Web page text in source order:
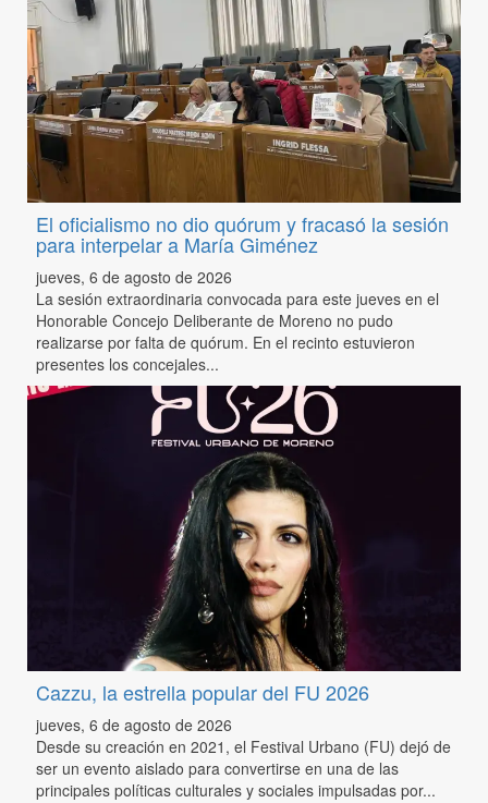
El oficialismo no dio quórum y fracasó la sesión
para interpelar a María Giménez
jueves, 6 de agosto de 2026
La sesión extraordinaria convocada para este jueves en el
Honorable Concejo Deliberante de Moreno no pudo
realizarse por falta de quórum. En el recinto estuvieron
presentes los concejales...
Cazzu, la estrella popular del FU 2026
jueves, 6 de agosto de 2026
Desde su creación en 2021, el Festival Urbano (FU) dejó de
ser un evento aislado para convertirse en una de las
principales políticas culturales y sociales impulsadas por...